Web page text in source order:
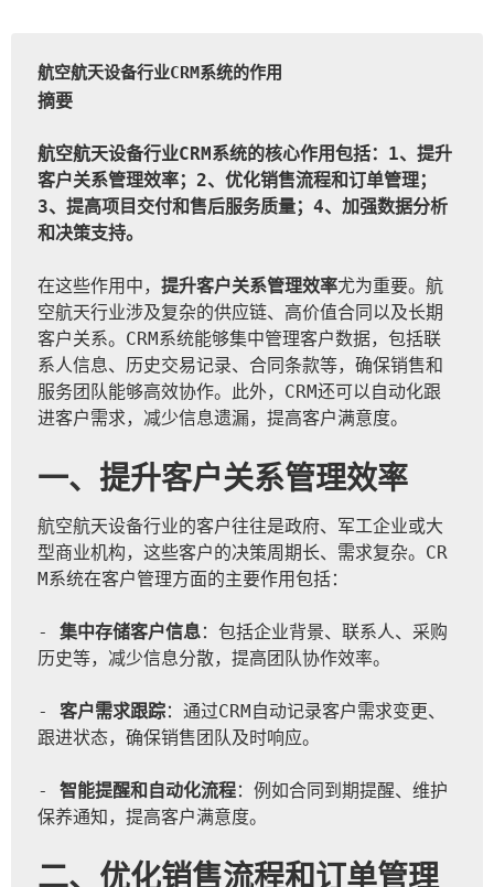
航空航天设备行业CRM系统的作用
摘要
航空航天设备行业CRM系统的核心作用包括：1、提升
客户关系管理效率；2、优化销售流程和订单管理；
3、提高项目交付和售后服务质量；4、加强数据分析
和决策支持。
在这些作用中， 提升客户关系管理效率尤为重要。航
空航天行业涉及复杂的供应链、高价值合同以及长期
客户关系。CRM系统能够集中管理客户数据，包括联
系人信息、历史交易记录、合同条款等，确保销售和
服务团队能够高效协作。此外，CRM还可以自动化跟
进客户需求，减少信息遗漏，提高客户满意度。
一、提升客户关系管理效率
航空航天设备行业的客户往往是政府、军工企业或大
型商业机构，这些客户的决策周期长、需求复杂。CR
M系统在客户管理方面的主要作用包括：
- 集中存储客户信息：包括企业背景、联系人、采购
历史等，减少信息分散，提高团队协作效率。
- 客户需求跟踪：通过CRM自动记录客户需求变更、
跟进状态，确保销售团队及时响应。
- 智能提醒和自动化流程：例如合同到期提醒、维护
保养通知，提高客户满意度。
二、优化销售流程和订单管理